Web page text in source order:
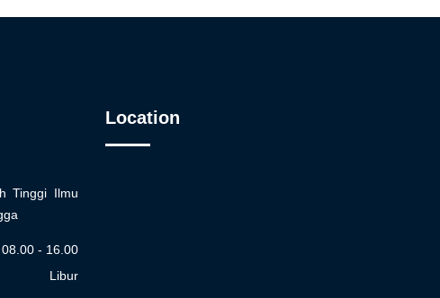
Tinggi Ilmu
08.00 - 16.00
Libur
Location